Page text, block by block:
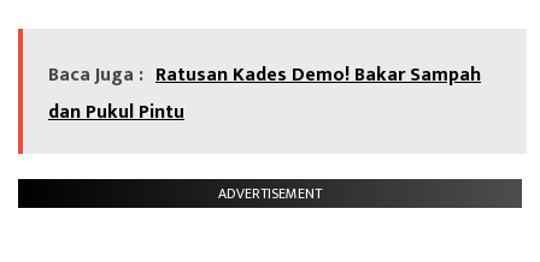
Baca Juga : Ratusan Kades Demo! Bakar Sampah
dan Pukul Pintu
ADVERTISEMENT